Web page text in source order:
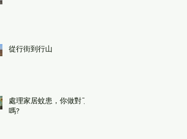
從行街到行山
處理家居蚊患，你做對了
嗎?